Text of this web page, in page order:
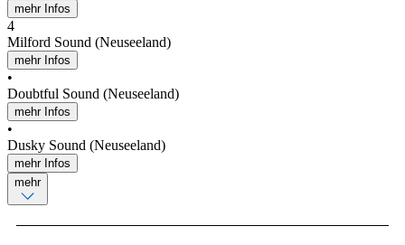
mehr Infos
4
Milford Sound (Neuseeland)
mehr Infos
•
Doubtful Sound (Neuseeland)
mehr Infos
•
Dusky Sound (Neuseeland)
mehr Infos
mehr